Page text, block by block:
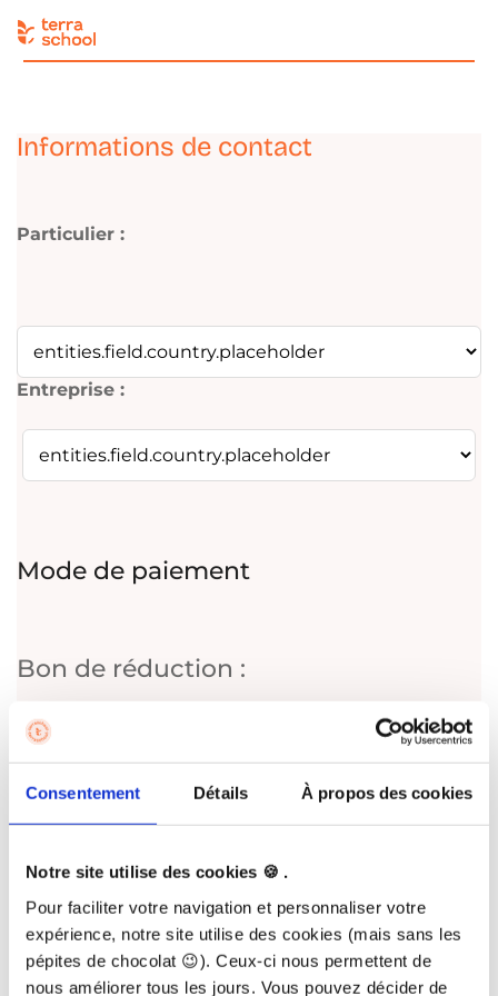
Consentement Détails À propos des cookies
Notre site utilise des cookies 🍪 .
Pour faciliter votre navigation et personnaliser votre
expérience, notre site utilise des cookies (mais sans les
pépites de chocolat 😉). Ceux-ci nous permettent de
nous améliorer tous les jours. Vous pouvez décider de
Informations de contact
Particulier :
Entreprise :
Mode de paiement
Bon de réduction :
En m'inscrivant à la formation, j'accepte les
Oui, je consens à recevoir la newsletter de Terra School
Si vous souhaitez utiliser votre droit de rétractation de 14
Vos données personnelles seront utilisées pour traiter votre
commande, vous aider à naviguer sur ce site web et à
d'autres fins décrites dans notre politique de confidentialité.
Votre formation
Le Potager Abondant & Au naturel